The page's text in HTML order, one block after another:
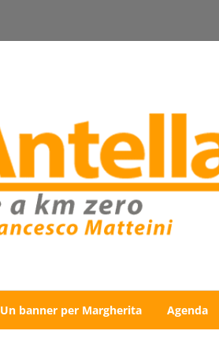
Un banner per Margherita Agenda